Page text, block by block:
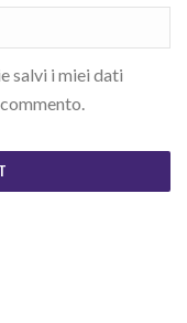
salvi i miei dati